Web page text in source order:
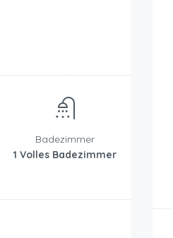
Badezimmer
1 Volles Badezimmer